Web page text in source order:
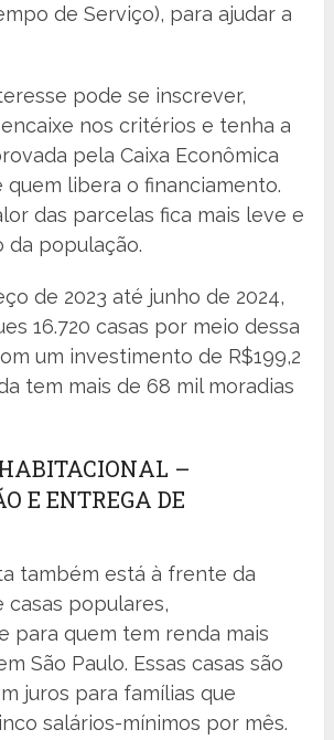
de Serviço), para ajudar a
pode se inscrever,
nos critérios e tenha a
pela Caixa Econômica
quem libera o financiamento.
das parcelas fica mais leve e
da população.
de 2023 até junho de 2024,
16.720 casas por meio dessa
um investimento de R$199,2
tem mais de 68 mil moradias
–
E ENTREGA DE
também está à frente da
casas populares,
para quem tem renda mais
São Paulo. Essas casas são
juros para famílias que
salários-mínimos por mês.